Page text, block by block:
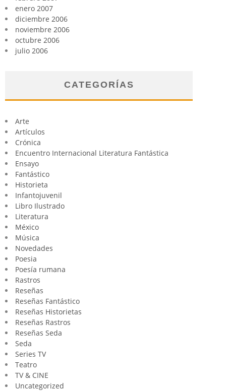
enero 2007
diciembre 2006
noviembre 2006
octubre 2006
julio 2006
CATEGORÍAS
Arte
Artículos
Crónica
Encuentro Internacional Literatura Fantástica
Ensayo
Fantástico
Historieta
Infantojuvenil
Libro Ilustrado
Literatura
México
Música
Novedades
Poesia
Poesía rumana
Rastros
Reseñas
Reseñas Fantástico
Reseñas Historietas
Reseñas Rastros
Reseñas Seda
Seda
Series TV
Teatro
TV & CINE
Uncategorized